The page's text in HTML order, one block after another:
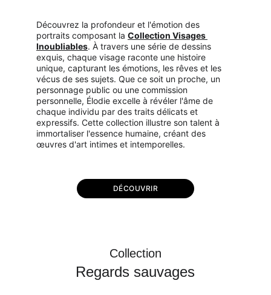
Découvrez la profondeur et l'émotion des
portraits composant la Collection Visages
Inoubliables. À travers une série de dessins
exquis, chaque visage raconte une histoire
unique, capturant les émotions, les rêves et les
vécus de ses sujets. Que ce soit un proche, un
personnage public ou une commission
personnelle, Élodie excelle à révéler l'âme de
chaque individu par des traits délicats et
expressifs. Cette collection illustre son talent à
immortaliser l'essence humaine, créant des
œuvres d'art intimes et intemporelles.
DÉCOUVRIR
Regards sauvages
Collection